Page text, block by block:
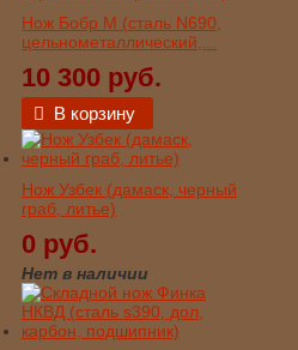
Нож Бобр М (сталь N690,
цельнометаллический,...
10 300 руб.
В корзину
Нож Узбек (дамаск, черный
граб, литье)
0 руб.
Нет в наличии